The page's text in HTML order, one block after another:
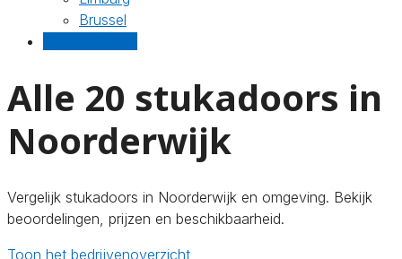
Brussel
Alle 20 stukadoors in
Noorderwijk
Vergelijk stukadoors in Noorderwijk en omgeving. Bekijk
beoordelingen, prijzen en beschikbaarheid.
Toon het bedrijvenoverzicht